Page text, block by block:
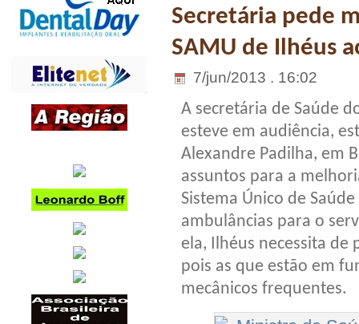
Secretária pede
SAMU de Ilhéus
7/jun/2013 . 16:02
A secretária de Saúde
esteve em audiência,
Alexandre Padilha, em
assuntos para a
Sistema Único de
ambulâncias para o
ela, Ilhéus necessita de
pois as que estão em
mecânicos frequentes.